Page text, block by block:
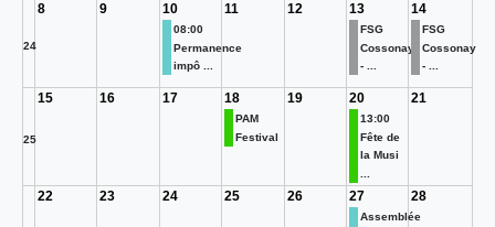
24
8 9 10
08:00
Permanence
impô ...
11 12 13
FSG
Cossonay
- ...
14
FSG
Cossonay
- ...
25
15 16 17 18
PAM
Festival
19 20
13:00
Fête de
la Musi
21
22 23 24 25 26 27
Assemblée
28